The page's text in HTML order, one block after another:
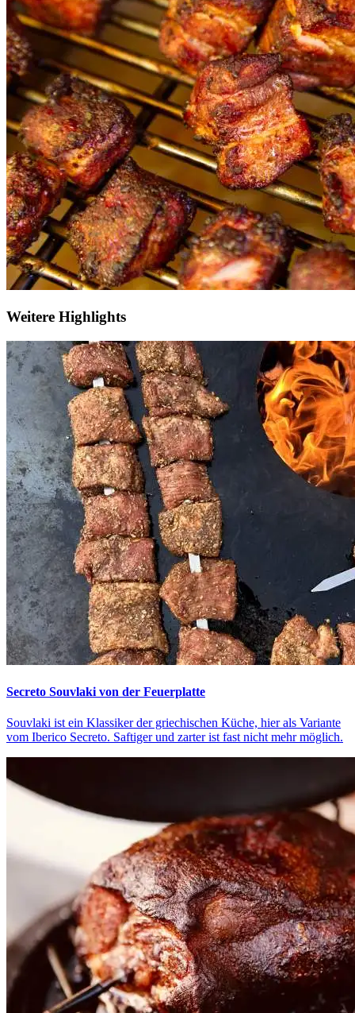
Weitere Highlights
Secreto Souvlaki von der Feuerplatte
Souvlaki ist ein Klassiker der griechischen Küche, hier als Variante
vom Iberico Secreto. Saftiger und zarter ist fast nicht mehr möglich.